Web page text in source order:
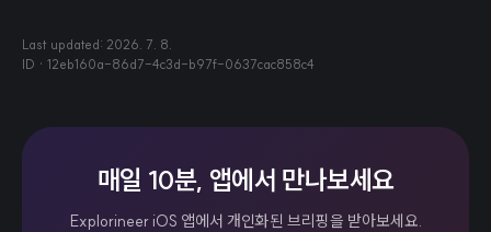
Last updated: 2026. 7. 8.
ID · 12eb160a-86d7-4c3d-b97f-0637cac858c4
매일 10분, 앱에서 만나보세요
Explorineer iOS 앱에서 개인화된 브리핑을 받아보세요.